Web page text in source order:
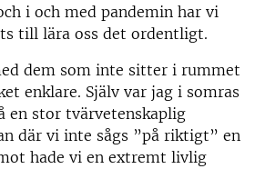
i och med pandemin har vi
till lära oss det ordentligt.
dem som inte sitter i rummet
enklare. Själv var jag i somras
en stor tvärvetenskaplig
där vi inte sågs ”på riktigt” en
hade vi en extremt livlig